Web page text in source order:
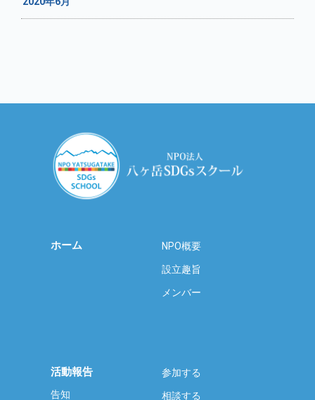
ホーム NPO概要
設立趣旨
メンバー
活動報告
告知
参加する
相談する